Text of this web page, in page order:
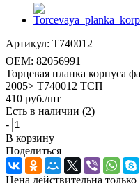
Артикул: T740012
OEM: 82056991
Торцевая планка корпуса
2005> T740012 ТСП
410 руб./шт
Есть в наличии (2)
-
В корзину
Поделиться
Цена действительна